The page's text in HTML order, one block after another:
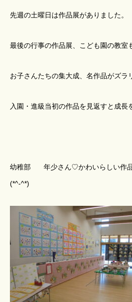
先週の土曜日は作品展がありました。
最後の行事の作品展、こども園の教室
お子さんたちの集大成、名作品がズラ
入園・進級当初の作品を見返すと成長
幼稚部 年少さん♡かわいらしい作品
(*^-^*)